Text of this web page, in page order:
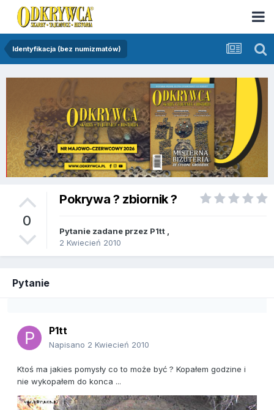
Identyfikacja (bez numizmatów)
0
Pokrywa ? zbiornik ?
Pytanie zadane przez P1tt
2 Kwiecień 2010
Pytanie
P1tt
Napisano 2 Kwiecień 2010
Ktoś ma jakies pomysły co to może być ? Kopałem godzine i
nie wykopałem do konca ...